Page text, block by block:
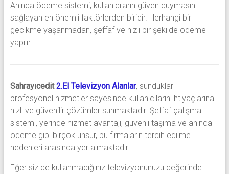
Anında ödeme sistemi, kullanıcıların güven duymasını
sağlayan en önemli faktörlerden biridir. Herhangi bir
gecikme yaşanmadan, şeffaf ve hızlı bir şekilde ödeme
yapılır.
Sahrayıcedit2.El Televizyon Alanlar, sundukları
profesyonel hizmetler sayesinde kullanıcıların ihtiyaçlarına
hızlı ve güvenilir çözümler sunmaktadır. Şeffaf çalışma
sistemi, yerinde hizmet avantajı, güvenli taşıma ve anında
ödeme gibi birçok unsur, bu firmaların tercih edilme
nedenleri arasında yer almaktadır.
Eğer siz de kullanmadığınız televizyonunuzu değerinde